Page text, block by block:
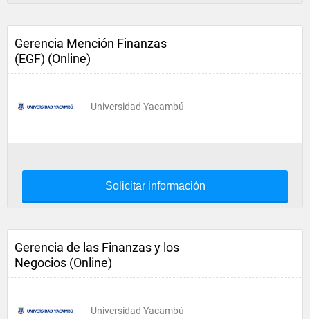
Gerencia Mención Finanzas
(EGF) (Online)
Universidad Yacambú
Solicitar información
Gerencia de las Finanzas y los
Negocios (Online)
Universidad Yacambú